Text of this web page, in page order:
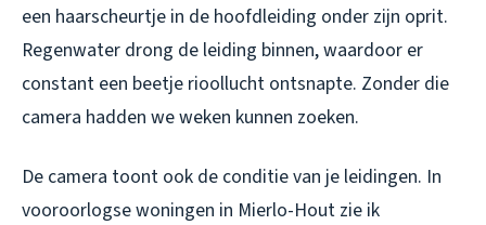
een haarscheurtje in de hoofdleiding onder zijn oprit.
Regenwater drong de leiding binnen, waardoor er
constant een beetje rioollucht ontsnapte. Zonder die
camera hadden we weken kunnen zoeken.
De camera toont ook de conditie van je leidingen. In
vooroorlogse woningen in Mierlo-Hout zie ik